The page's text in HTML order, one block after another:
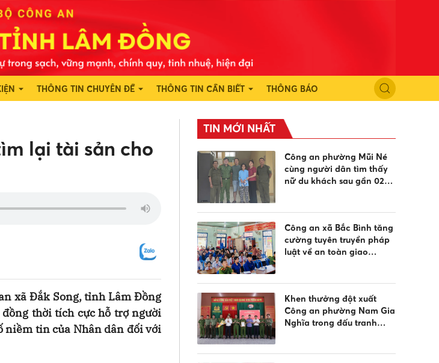
THÔNG TIN CHUYÊN ĐỀ THÔNG TIN CẦN BIẾT THÔNG BÁO
lại tài sản cho
xã Đắk Song, tỉnh Lâm Đồng
thời tích cực hỗ trợ người
niềm tin của Nhân dân đối với
TIN MỚI NHẤT
Công an phường Mũi Né
cùng người dân tìm thấy
nữ du khách sau gần 02
Công an xã Bắc Bình tăng
cường tuyên truyền pháp
luật về an toàn giao
Khen thưởng đột xuất
Công an phường Nam Gia
Nghĩa trong đấu tranh